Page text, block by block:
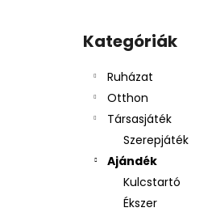
Kategóriák
átugrása
Kategóriák
Ruházat
Otthon
Társasjáték
Szerepjáték
Ajándék
Kulcstartó
Ékszer